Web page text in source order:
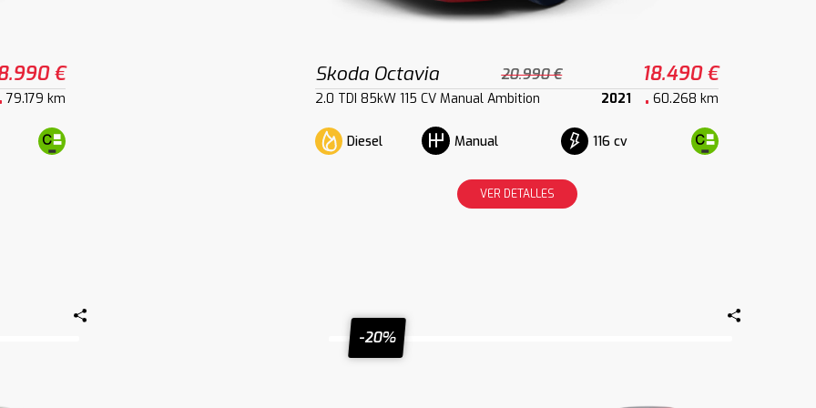
€
79.179 km
Skoda Octavia 20.990 € 18.490 €
2.0 TDI 85kW 115 CV Manual Ambition 2021 60.268 km
Diesel Manual 116 cv
VER DETALLES
-20%